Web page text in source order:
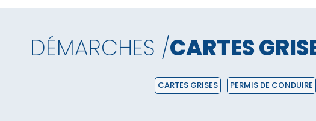
DÉMARCHES /CARTES
CARTES GRISES PERMIS DE CONDUIRE